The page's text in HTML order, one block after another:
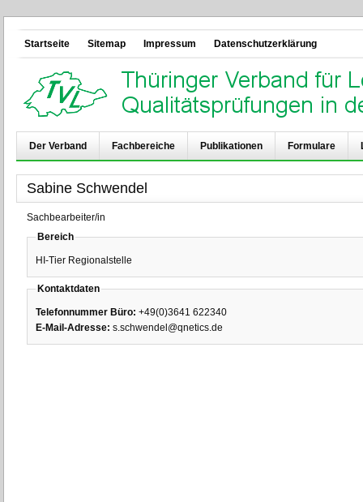
Startseite Sitemap Impressum Datenschutzerklärung
Der Verband Fachbereiche Publikationen Formulare
Sabine Schwendel
Sachbearbeiter/in
Bereich
HI-Tier Regionalstelle
Kontaktdaten
Telefonnummer Büro: +49(0)3641 622340
E-Mail-Adresse: s.schwendel@qnetics.de